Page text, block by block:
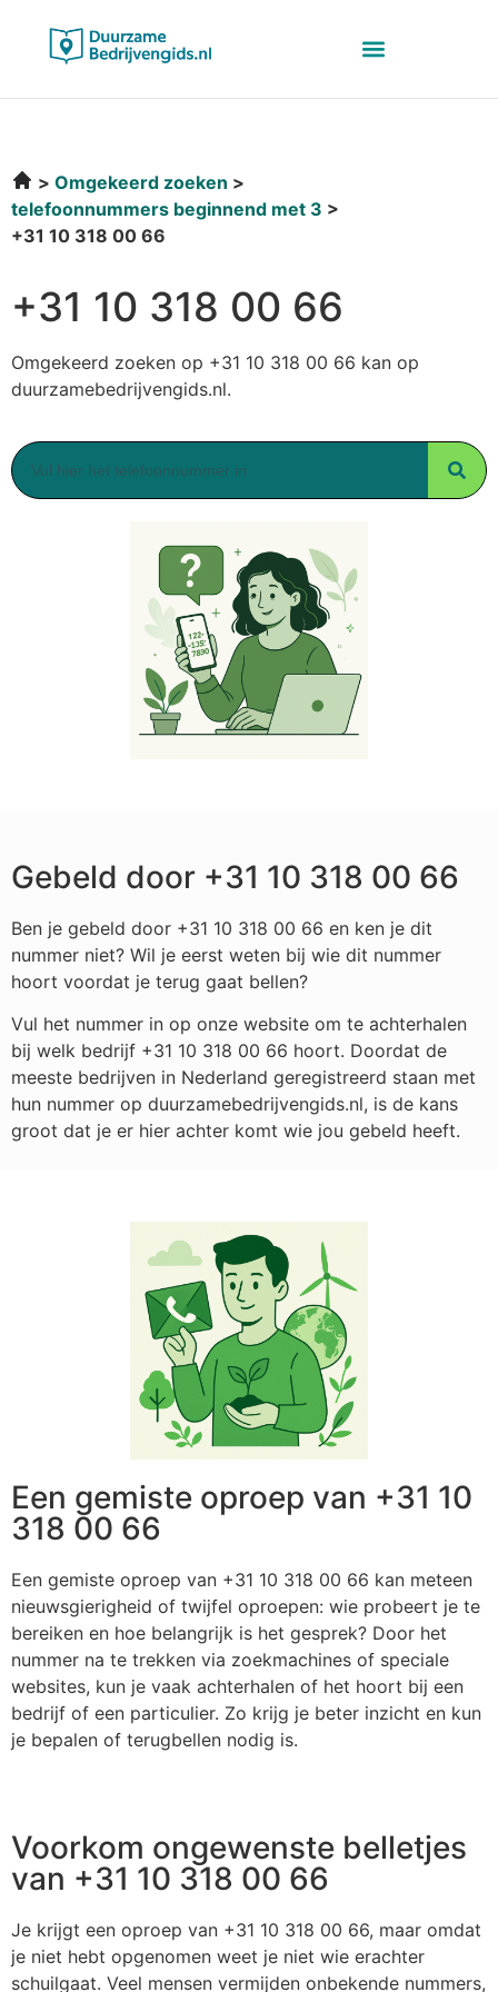
Omgekeerd zoeken
telefoonnummers beginnend met 3
+31 10 318 00 66
+31 10 318 00 66
Omgekeerd zoeken op +31 10 318 00 66 kan op
duurzamebedrijvengids.nl.
Gebeld door +31 10 318 00 66
Ben je gebeld door +31 10 318 00 66 en ken je dit
nummer niet? Wil je eerst weten bij wie dit nummer
hoort voordat je terug gaat bellen?
Vul het nummer in op onze website om te achterhalen
bij welk bedrijf +31 10 318 00 66 hoort. Doordat de
meeste bedrijven in Nederland geregistreerd staan met
hun nummer op duurzamebedrijvengids.nl, is de kans
groot dat je er hier achter komt wie jou gebeld heeft.
Een gemiste oproep van +31 10
318 00 66
Een gemiste oproep van +31 10 318 00 66 kan meteen
nieuwsgierigheid of twijfel oproepen: wie probeert je te
bereiken en hoe belangrijk is het gesprek? Door het
nummer na te trekken via zoekmachines of speciale
websites, kun je vaak achterhalen of het hoort bij een
bedrijf of een particulier. Zo krijg je beter inzicht en kun
je bepalen of terugbellen nodig is.
Voorkom ongewenste belletjes
van +31 10 318 00 66
Je krijgt een oproep van +31 10 318 00 66, maar omdat
je niet hebt opgenomen weet je niet wie erachter
schuilgaat. Veel mensen vermijden onbekende nummers,